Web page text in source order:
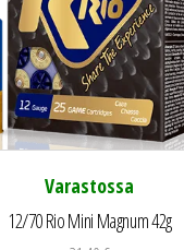
Varastossa
12/70 Rio Mini Magnum 42g